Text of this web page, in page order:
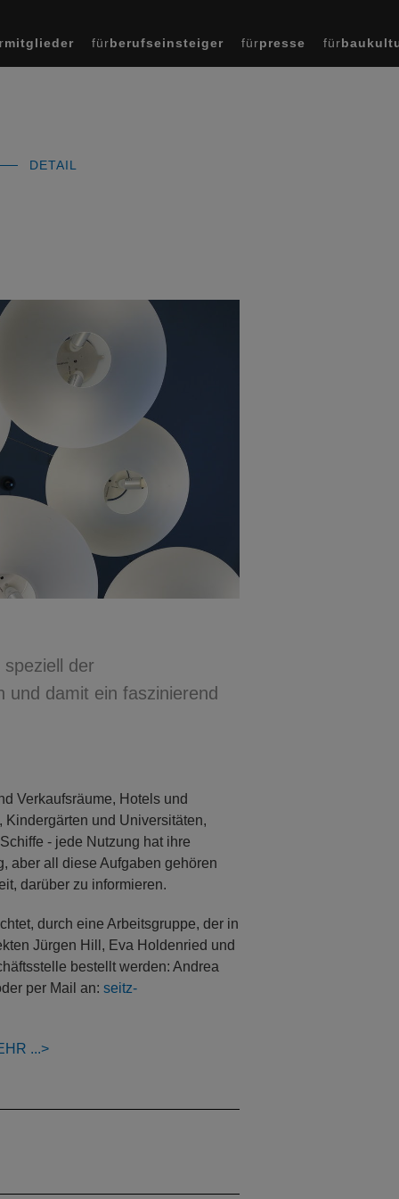
mitglieder fürberufseinsteiger fürpresse für
DETAIL
der
und damit ein faszinierend
Verkaufsräume, Hotels und
und Universitäten,
- jede Nutzung hat ihre
aber all diese Aufgaben gehören
darüber zu informieren.
durch eine Arbeitsgruppe, der in
Jürgen Hill, Eva Holdenried und
bestellt werden: Andrea
per Mail an: seitz-